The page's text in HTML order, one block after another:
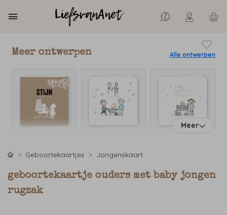
Meer ontwerpen Alle ontwerpen
Meer
Geboortekaartjes Jongenskaart
geboortekaartje ouders met baby jongen
rugzak